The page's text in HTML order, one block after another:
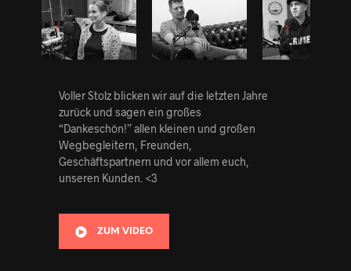
Voller Stolz blicken wir auf die letzten Jahre
zurück und sagen ein großes
“Dankeschön!” allen kleinen und großen
Wegbegleitern, Freunden,
Geschäftspartnern und vor allem euch,
unseren Kunden. <3
ZUM VIDEO